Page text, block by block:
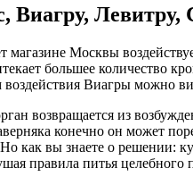
Виагру,
магазине Москвы
большее количество
Виагры можно
возвращается из
конечно он может
как вы знаете о решении:
правила питья целебного